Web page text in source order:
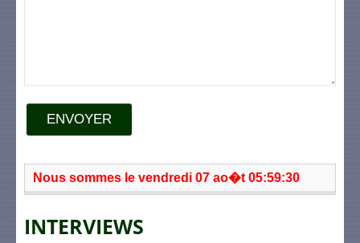
ENVOYER
Nous sommes le vendredi 07 ao�t 05:59:30
INTERVIEWS